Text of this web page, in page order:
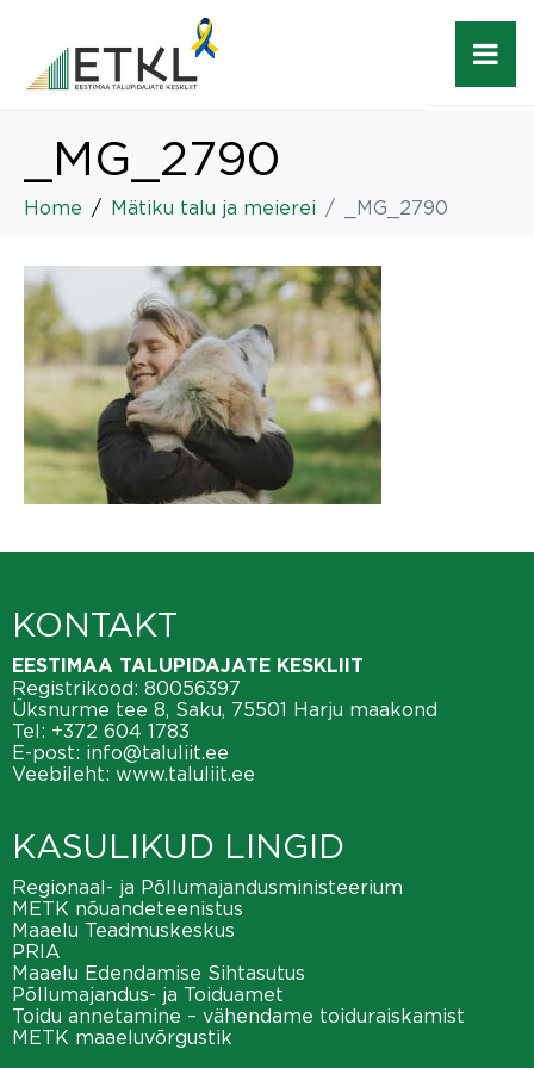
_MG_2790
Home Mätiku talu ja meierei _MG_2790
KONTAKT
EESTIMAA TALUPIDAJATE KESKLIIT
Registrikood: 80056397
Üksnurme tee 8, Saku, 75501 Harju maakond
Tel: +372 604 1783
E-post: info@taluliit.ee
Veebileht: www.taluliit.ee
KASULIKUD LINGID
Regionaal- ja Põllumajandusministeerium
METK nõuandeteenistus
Maaelu Teadmuskeskus
PRIA
Maaelu Edendamise Sihtasutus
Põllumajandus- ja Toiduamet
Toidu annetamine – vähendame toiduraiskamist
METK maaeluvõrgustik